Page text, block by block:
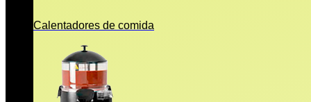
Calentadores de comida